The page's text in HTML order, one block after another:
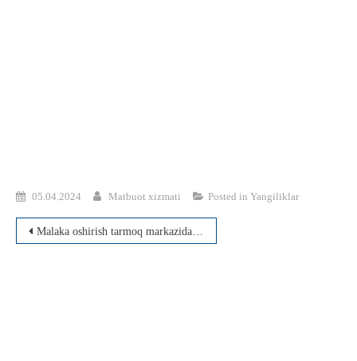
05.04.2024 Matbuot xizmati Posted in Yangiliklar
Post
Malaka oshirish tarmoq markazida tahsil olgan rahbarlarga sertifikat topshirildi